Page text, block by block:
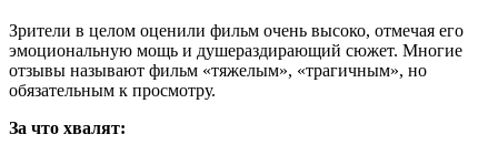
Зрители в целом оценили фильм очень высоко, отмечая его
эмоциональную мощь и душераздирающий сюжет. Многие
отзывы называют фильм «тяжелым», «трагичным», но
обязательным к просмотру.
За что хвалят: